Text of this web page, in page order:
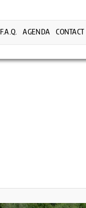
F.A.Q. AGENDA CONTACT